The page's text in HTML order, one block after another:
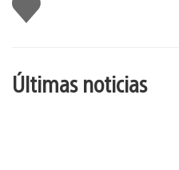
gusta
Últimas noticias